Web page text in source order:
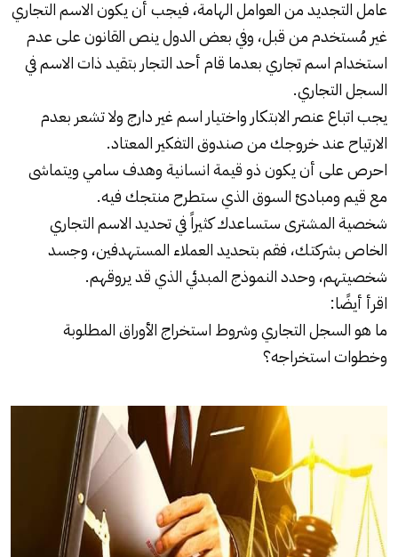
عامل التجديد من العوامل الهامة، فيجب أن يكون الاسم التجاري
غير مُستخدم من قبل، وفي بعض الدول ينص القانون على عدم
استخدام اسم تجاري بعدما قام أحد التجار بتقيد ذات الاسم في
السجل التجاري.
يجب اتباع عنصر الابتكار واختيار اسم غير دارج ولا تشعر بعدم
الارتياح عند خروجك من صندوق التفكير المعتاد.
احرص على أن يكون ذو قيمة انسانية وهدف سامي ويتماشى
مع قيم ومبادئ السوق الذي ستطرح منتجك فيه.
شخصية المشترى ستساعدك كثيراً في تحديد الاسم التجاري
الخاص بشركتك، فقم بتحديد العملاء المستهدفين، وجسد
شخصيتهم، وحدد النموذج المبدئي الذي قد يروقهم.
اقرأ أيضًا:
ما هو السجل التجاري وشروط استخراج الأوراق المطلوبة
وخطوات استخراجه؟